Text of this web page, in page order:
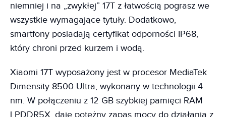
niemniej i na „zwykłej” 17T z łatwością pograsz we
wszystkie wymagające tytuły. Dodatkowo,
smartfony posiadają certyfikat odporności IP68,
który chroni przed kurzem i wodą.
Xiaomi 17T wyposażony jest w procesor MediaTek
Dimensity 8500 Ultra, wykonany w technologii 4
nm. W połączeniu z 12 GB szybkiej pamięci RAM